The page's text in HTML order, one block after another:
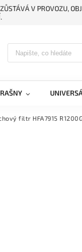
V PROVOZU,
filtr HFA7915